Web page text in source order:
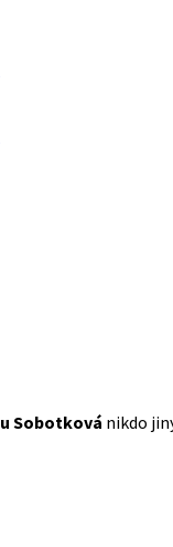
Sobotková nikdo